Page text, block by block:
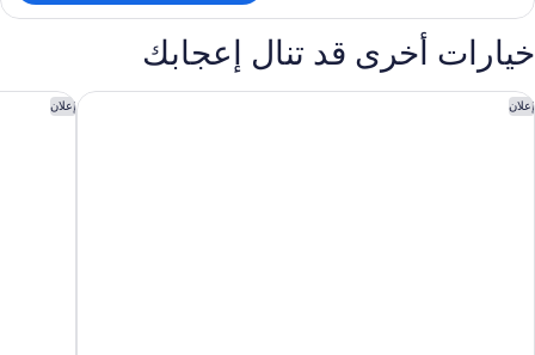
The
Deluxe
Suite
خيارات أخرى قد تنال إعجابك
إعلان
إيكونيك مارجوري هوتل، بينانج، إيه تريبوت بورتفوليو هوتل إعلان
جين